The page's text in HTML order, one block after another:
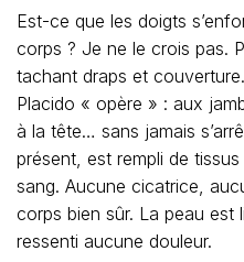
Est-ce de la magie ? Nous
spectateurs autour du
appareils photos, d’autres
proche de lui à le toucher,
observant attentivement
Impossible de cacher
elles sont nues, à
mince chemise
coton hydrophile ? C’est